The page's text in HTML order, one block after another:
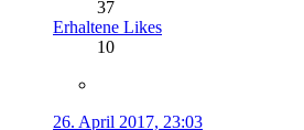
37
Erhaltene Likes
10
26. April 2017, 23:03